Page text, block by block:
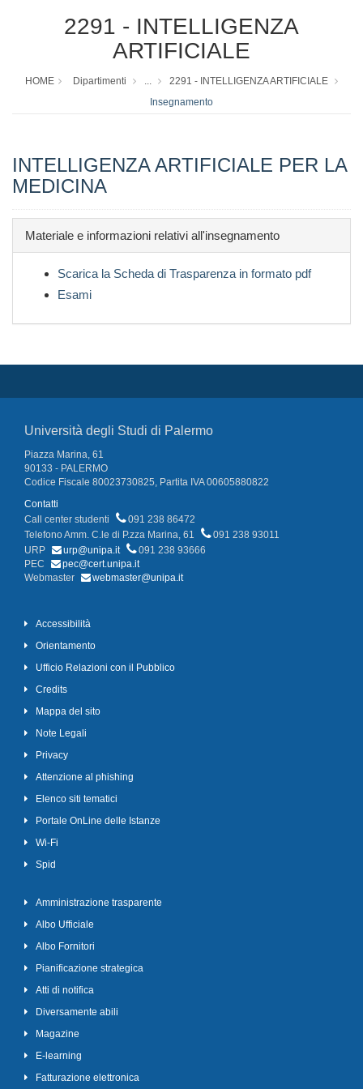
2291 - INTELLIGENZA
ARTIFICIALE
HOME Dipartimenti ...
2291 - INTELLIGENZA ARTIFICIALE
Insegnamento
INTELLIGENZA ARTIFICIALE PER LA
MEDICINA
Materiale e informazioni relativi all'insegnamento
Scarica la Scheda di Trasparenza in formato pdf
Esami
Università degli Studi di Palermo
Piazza Marina, 61
90133 - PALERMO
Codice Fiscale 80023730825, Partita IVA 00605880822
Contatti
Call center studenti
091 238 86472
Telefono Amm. C.le di P.zza Marina, 61
091 238 93011
URP
urp@unipa.it
091 238 93666
PEC
pec@cert.unipa.it
Webmaster
webmaster@unipa.it
Accessibilità
Orientamento
Ufficio Relazioni con il Pubblico
Credits
Mappa del sito
Note Legali
Privacy
Attenzione al phishing
Elenco siti tematici
Portale OnLine delle Istanze
Wi-Fi
Spid
Amministrazione trasparente
Albo Ufficiale
Albo Fornitori
Pianificazione strategica
Atti di notifica
Diversamente abili
Magazine
E-learning
Fatturazione elettronica